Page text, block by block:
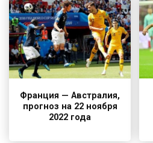
Франция — Австралия,
прогноз на 22 ноября
2022 года